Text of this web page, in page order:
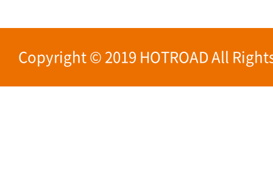
Copyright © 2019 HOTROAD All